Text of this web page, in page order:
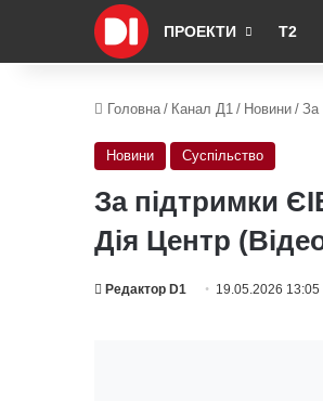
ПРОЕКТИ Т2
Головна / Канал Д1 / Новини / За
Новини Суспільство
За підтримки
Дія Центр
Редактор D1 19.05.2026 13:05